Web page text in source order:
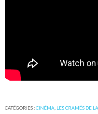
CATÉGORIES :CINÉMA LES CRAMÉS DE